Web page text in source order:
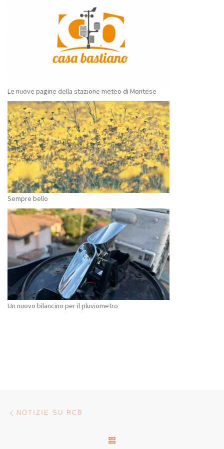
Le nuove pagine della stazione meteo di Montese
Sempre bello
Un nuovo bilancino per il pluviometro
Navigazione articoli
NOTIZIE SU RCB